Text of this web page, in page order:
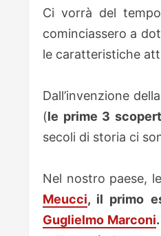
Ci vorrà del tempo
cominciassero a
le caratteristiche
Dall’invenzione
(le prime 3
secoli di storia ci
Nel nostro paese,
Meucci, il primo
Guglielmo Marconi